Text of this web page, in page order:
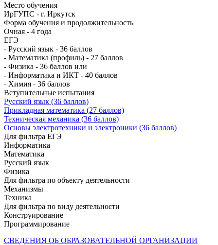
Место обучения
ИрГУПС - г. Иркутск
Форма обучения и продолжительность
Очная - 4 года
ЕГЭ
- Русский язык - 36 баллов
- Математика (профиль) - 27 баллов
- Физика - 36 баллов или
- Информатика и ИКТ - 40 баллов
- Химия - 36 баллов
Вступительные испытания
Русский язык (36 баллов)
Прикладная математика (27 баллов)
Техническая механика (36 баллов)
Основы электротехники и электроники (36 баллов)
Для фильтра ЕГЭ
Информатика
Математика
Русский язык
Физика
Для фильтра по объекту деятельности
Механизмы
Техника
Для фильтра по виду деятельности
Конструирование
Программирование
СВЕДЕНИЯ ОБ ОБРАЗОВАТЕЛЬНОЙ ОРГАНИЗАЦИИ